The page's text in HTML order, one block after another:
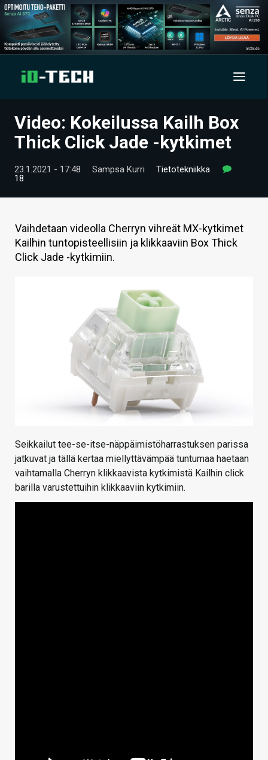
UUTISET
VIDEOT
TIETOA
HINTA.FI
Video: Kokeilussa Kailh Box
Thick Click Jade -kytkimet
23.1.2021 - 17:48 Sampsa Kurri
Tietotekniikka
18
Vaihdetaan videolla Cherryn vihreät MX-kytkimet
Kailhin tuntopisteellisiin ja klikkaaviin Box Thick
Click Jade -kytkimiin.
Seikkailut tee-se-itse-näppäimistöharrastuksen parissa
jatkuvat ja tällä kertaa miellyttävämpää tuntumaa haetaan
vaihtamalla Cherryn klikkaavista kytkimistä Kailhin click
barilla varustettuihin klikkaaviin kytkimiin.